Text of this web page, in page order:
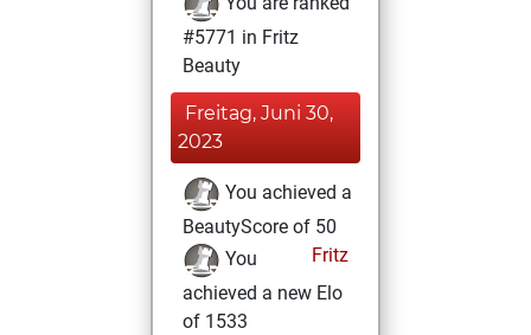
#5771 in Fritz
Beauty
Freitag, Juni 30,
2023
You achieved a
BeautyScore of 50
Fritz
You
achieved a new Elo
of 1533